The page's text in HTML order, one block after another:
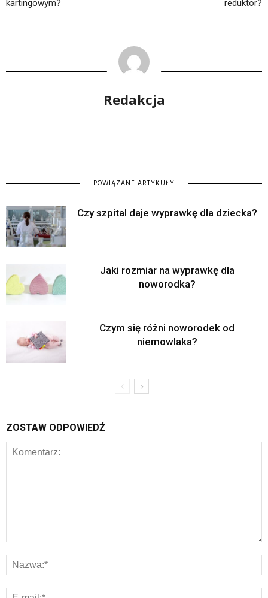
kartingowym? reduktor?
Redakcja
POWIĄZANE ARTYKUŁY
Czy szpital daje wyprawkę dla dziecka?
Jaki rozmiar na wyprawkę dla
noworodka?
Czym się różni noworodek od
niemowlaka?
ZOSTAW ODPOWIEDŹ